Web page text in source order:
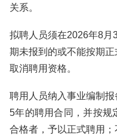
关系。
拟聘人员须在2026年8月
期未报到的或不能按期
取消聘用资格。
聘用人员纳入事业编制
5年的聘用合同，并按规
合格者，予以正式聘用；